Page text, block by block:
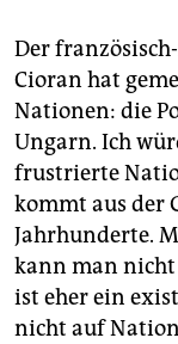
Der
Cioran hat
Nationen: die
Ungarn. Ich
frustrierte
kommt aus der
Jahrhunderte.
kann man nicht
ist eher ein
nicht auf